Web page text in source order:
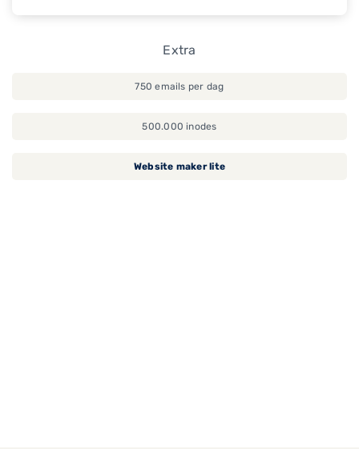
Extra
750 emails per dag
500.000 inodes
Website maker lite